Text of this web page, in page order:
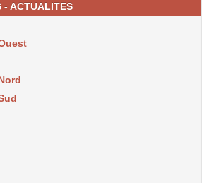
- ACTUALITES